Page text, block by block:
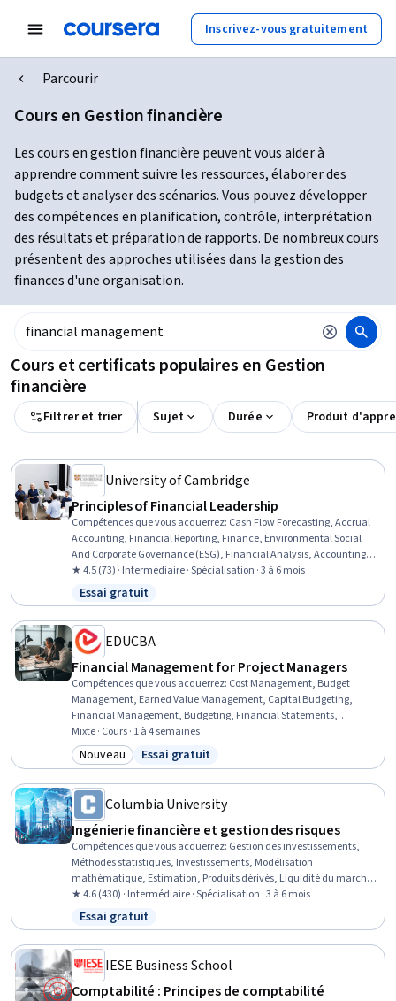
Inscrivez-vous gratuitement
Parcourir
Cours en Gestion financière
Les cours en gestion financière peuvent vous aider à
apprendre comment suivre les ressources, élaborer des
budgets et analyser des scénarios. Vous pouvez développer
des compétences en planification, contrôle, interprétation
des résultats et préparation de rapports. De nombreux cours
présentent des approches utilisées dans la gestion des
finances d'une organisation.
Cours et certificats populaires en Gestion
financière
Filtrer et trier Sujet Durée Produit
University of Cambridge
Principles of Financial Leadership
Compétences que vous acquerrez: Cash Flow Forecasting, Accrual
Accounting, Financial Reporting, Finance, Environmental Social
And Corporate Governance (ESG), Financial Analysis, Accounting,
Financial Management, Financial Modeling, Corporate Finance,
Capital Markets, Cash Flows, Financial Statements, Accruals,
Depreciation, Key Performance Indicators (KPIs), Investments,
Loans, Strategic Decision-Making, Problem Solving
★ 4.5 (73) · Intermédiaire · Spécialisation · 3 à 6 mois
Statut : Essai gratuit
Essai gratuit
EDUCBA
Financial Management for Project Managers
Compétences que vous acquerrez: Cost Management, Budget
Management, Earned Value Management, Capital Budgeting,
Financial Management, Budgeting, Financial Statements,
Financial Analysis, Financial Statement Analysis, Financial
Acumen, Project Finance, Project Performance, Gross Profit, Project
Controls, Financial Data, Cash Flows, Project Management, Return
Mixte · Cours · 1 à 4 semaines
Catégorie : Nouveau
Nouveau Statut : Essai gratuit
Essai gratuit
Columbia University
Ingénierie financière et gestion des risques
Compétences que vous acquerrez: Gestion des investissements,
Méthodes statistiques, Investissements, Modélisation
mathématique, Estimation, Produits dérivés, Liquidité du marché,
Prêts hypothécaires, Titres (Finance), Gestion des actifs, Bourse des
contrats à terme, Marchés des capitaux, Mathématiques
appliquées, Risque de portefeuille, Modélisation des risques, Analyse
de régression, Marché financier, Risque de crédit, Gestion de
portefeuille, Modélisation financière
★ 4.6 (430) · Intermédiaire · Spécialisation · 3 à 6 mois
Statut : Essai gratuit
Essai gratuit
IESE Business School
Comptabilité : Principes de comptabilité